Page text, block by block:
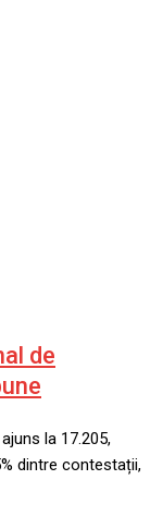
de
la 17.205,
dintre contestații,